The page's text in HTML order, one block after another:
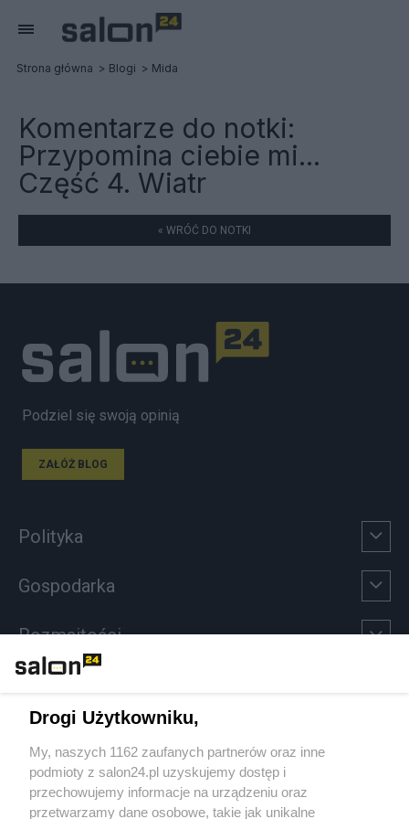
Strona główna Blogi Mida
Komentarze do notki:
Przypomina ciebie mi...
Część 4. Wiatr
« WRÓĆ DO NOTKI
Podziel się swoją opinią
ZAŁÓŻ BLOG
Polityka
Gospodarka
Rozmaitości
Sport
Społeczeństwo
Drogi Użytkowniku,
My, naszych 1162 zaufanych partnerów oraz inne
podmioty z salon24.pl uzyskujemy dostęp i
przechowujemy informacje na urządzeniu oraz
przetwarzamy dane osobowe, takie jak unikalne